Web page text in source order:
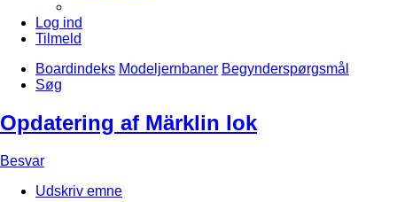
Log ind
Tilmeld
Boardindeks Modeljernbaner Begynderspørgsmål
Søg
Opdatering af Märklin lok
Besvar
Udskriv emne